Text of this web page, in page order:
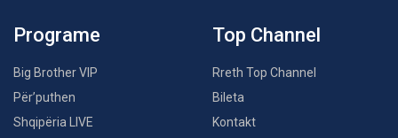
Programe
Big Brother VIP
Për’puthen
Shqipëria LIVE
Top Channel
Rreth Top Channel
Bileta
Kontakt